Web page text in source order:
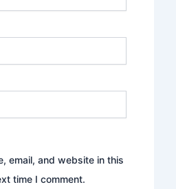
email, and website in this
time I comment.